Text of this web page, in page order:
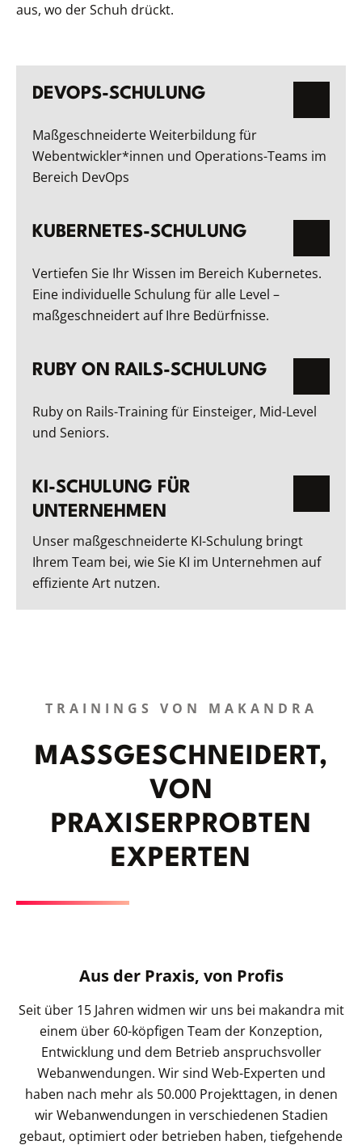
aus, wo der Schuh drückt.
DEVOPS-SCHULUNG
Maßgeschneiderte Weiterbildung für
Webentwickler*innen und Operations-Teams im
Bereich DevOps
KUBERNETES-SCHULUNG
Vertiefen Sie Ihr Wissen im Bereich Kubernetes.
Eine individuelle Schulung für alle Level –
maßgeschneidert auf Ihre Bedürfnisse.
RUBY ON RAILS-SCHULUNG
Ruby on Rails-Training für Einsteiger, Mid-Level
und Seniors.
KI-SCHULUNG FÜR
UNTERNEHMEN
Unser maßgeschneiderte KI-Schulung bringt
Ihrem Team bei, wie Sie KI im Unternehmen auf
effiziente Art nutzen.
TRAININGS VON MAKANDRA
MASSGESCHNEIDERT, V
ON P
RAXISERPROBTEN E
XPERTEN
Aus der Praxis, von Profis
Seit über 15 Jahren widmen wir uns bei makandra mit
einem über 60-köpfigen Team der Konzeption,
Entwicklung und dem Betrieb anspruchsvoller
Webanwendungen. Wir sind Web-Experten und
haben nach mehr als 50.000 Projekttagen, in denen
wir Webanwendungen in verschiedenen Stadien
gebaut, optimiert oder betrieben haben, tiefgehende